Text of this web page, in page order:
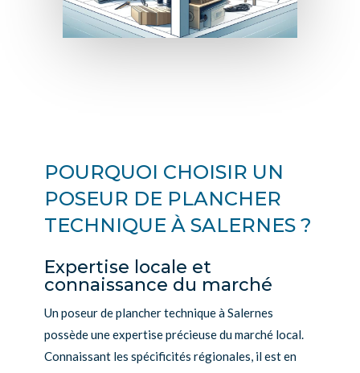
POURQUOI CHOISIR UN
POSEUR DE PLANCHER
TECHNIQUE À SALERNES ?
Expertise locale et
connaissance du marché
Un poseur de plancher technique à Salernes
possède une expertise précieuse du marché local.
Connaissant les spécificités régionales, il est en